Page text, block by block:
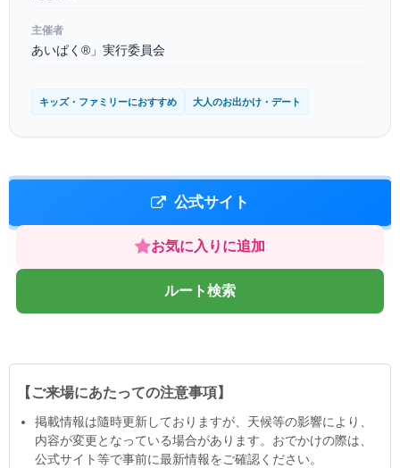
主催者
あいぱく®」実行委員会
キッズ・ファミリーにおすすめ 大人のお出かけ・デート
公式サイト
お気に入りに追加
ルート検索
【ご来場にあたっての注意事項】
掲載情報は隨時更新しておりますが、天候等の影響により、
内容が変更となっている場合があります。おでかけの際は、
公式サイト等で事前に最新情報をご確認ください。